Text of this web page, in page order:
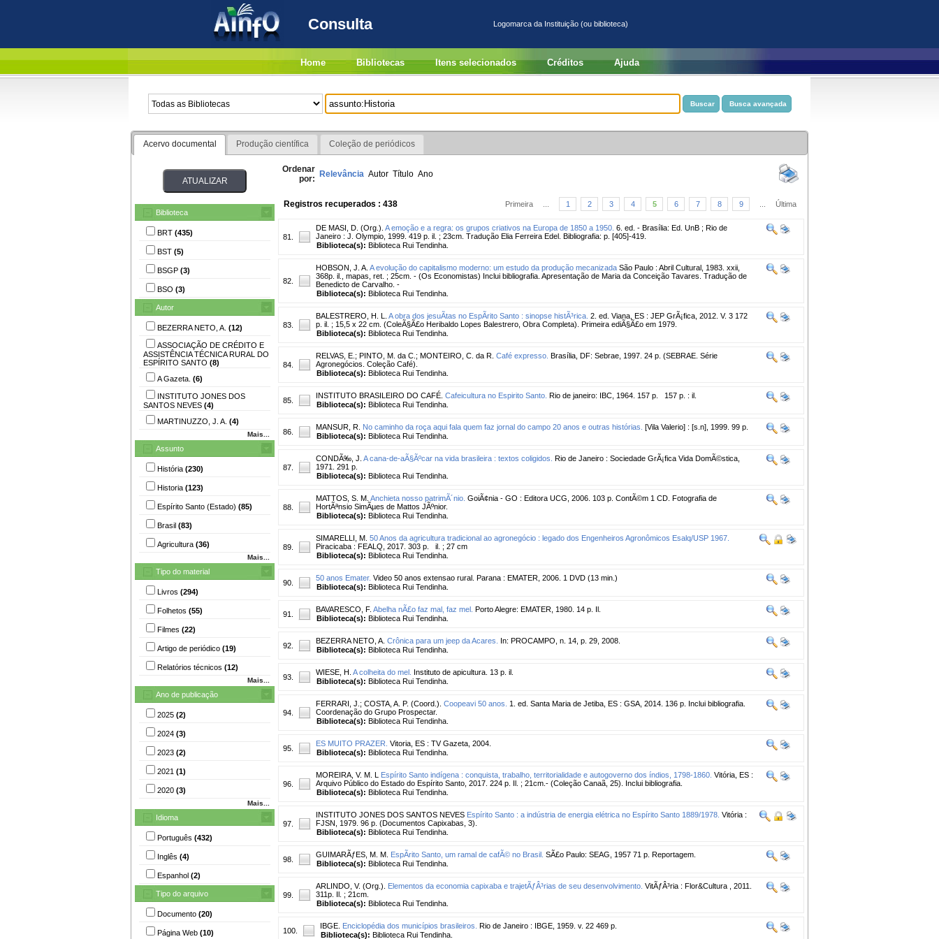
Consulta Logomarca da Instituição (ou biblioteca)
Home Bibliotecas Itens selecionados Créditos Ajuda
Acervo documental Produção científica Coleção de periódicos
Biblioteca
BRT (435)
BST (5)
BSGP (3)
BSO (3)
Autor
BEZERRA NETO, A. (12)
ASSOCIAÇÃO DE CRÉDITO E
ASSISTÊNCIA TÉCNICA RURAL DO
ESPÍRITO SANTO (8)
A Gazeta. (6)
INSTITUTO JONES DOS
SANTOS NEVES (4)
MARTINUZZO, J. A. (4)
Mais...
Assunto
História (230)
Historia (123)
Espírito Santo (Estado) (85)
Brasil (83)
Agricultura (36)
Mais...
Tipo do material
Livros (294)
Folhetos (55)
Filmes (22)
Artigo de periódico (19)
Relatórios técnicos (12)
Mais...
Ano de publicação
2025 (2)
2024 (3)
2023 (2)
2021 (1)
2020 (3)
Mais...
Idioma
Português (432)
Inglês (4)
Espanhol (2)
Tipo do arquivo
Documento (20)
Página Web (10)
Ordenar
por: Relevância Autor Título Ano
Registros recuperados : 438 Primeira 1 2 3 4 5 6 7 8 9 Última
81.
DE MASI, D. (Org.). A emoção e a regra: os grupos criativos na Europa de 1850 a 1950. 6. ed. - Brasília: Ed. UnB ; Rio de
Janeiro : J. Olympio, 1999. 419 p. il. ; 23cm. Tradução Elia Ferreira Edel. Bibliografia: p. [405]-419.
Biblioteca(s): Biblioteca Rui Tendinha.
82.
HOBSON, J. A. A evolução do capitalismo moderno: um estudo da produção mecanizada São Paulo : Abril Cultural, 1983. xxii,
368p. il., mapas, ret. ; 25cm. - (Os Economistas) Inclui bibliografia. Apresentação de Maria da Conceição Tavares. Tradução de
Benedicto de Carvalho. -
Biblioteca(s): Biblioteca Rui Tendinha.
83.
BALESTRERO, H. L. A obra dos jesuÃ­tas no EspÃ­rito Santo : sinopse histÃ³rica. 2. ed. Viana, ES : JEP GrÃ¡fica, 2012. V. 3 172
p. il. ; 15,5 x 22 cm. (ColeÃ§Ã£o Heribaldo Lopes Balestrero, Obra Completa). Primeira ediÃ§Ã£o em 1979.
Biblioteca(s): Biblioteca Rui Tendinha.
84.
RELVAS, E. ; PINTO, M. da C. ; MONTEIRO, C. da R. Café expresso. Brasília, DF: Sebrae, 1997. 24 p. (SEBRAE. Série
Agronegócios. Coleção Café).
Biblioteca(s): Biblioteca Rui Tendinha.
85.
INSTITUTO BRASILEIRO DO CAFÉ. Cafeicultura no Espirito Santo. Rio de janeiro: IBC, 1964. 157 p. 157 p. : il.
Biblioteca(s): Biblioteca Rui Tendinha.
86.
MANSUR, R. No caminho da roça aqui fala quem faz jornal do campo 20 anos e outras histórias. [Vila Valerio] : [s.n], 1999. 99 p.
Biblioteca(s): Biblioteca Rui Tendinha.
87.
CONDÃ‰, J. A cana-de-aÃ§Ãºcar na vida brasileira : textos coligidos. Rio de Janeiro : Sociedade GrÃ¡fica Vida DomÃ©stica,
1971. 291 p.
Biblioteca(s): Biblioteca Rui Tendinha.
88.
MATTOS, S. M. Anchieta nosso patrimÃ´nio. GoiÃ¢nia - GO : Editora UCG, 2006. 103 p. ContÃ©m 1 CD. Fotografia de
HortÃªnsio SimÃµes de Mattos JÃºnior.
Biblioteca(s): Biblioteca Rui Tendinha.
89.
SIMARELLI, M. 50 Anos da agricultura tradicional ao agronegócio : legado dos Engenheiros Agronômicos Esalq/USP 1967.
Piracicaba : FEALQ, 2017. 303 p. il. ; 27 cm
Biblioteca(s): Biblioteca Rui Tendinha.
90.
50 anos Emater. Video 50 anos extensao rural. Parana : EMATER, 2006. 1 DVD (13 min.)
Biblioteca(s): Biblioteca Rui Tendinha.
91.
BAVARESCO, F. Abelha nÃ£o faz mal, faz mel. Porto Alegre: EMATER, 1980. 14 p. Il.
Biblioteca(s): Biblioteca Rui Tendinha.
92.
BEZERRA NETO, A. Crônica para um jeep da Acares.
In: PROCAMPO, n. 14, p. 29, 2008.
Biblioteca(s): Biblioteca Rui Tendinha.
93.
WIESE, H. A colheita do mel. Instituto de apicultura. 13 p. il.
Biblioteca(s): Biblioteca Rui Tendinha.
94.
FERRARI, J. ; COSTA, A. P. (Coord.). Coopeavi 50 anos.
1. ed. Santa Maria de Jetiba, ES : GSA, 2014. 136 p. Inclui bibliografia.
Coordenação do Grupo Prospectar.
Biblioteca(s): Biblioteca Rui Tendinha.
95.
ES MUITO PRAZER. Vitoria, ES : TV Gazeta, 2004.
Biblioteca(s): Biblioteca Rui Tendinha.
96.
MOREIRA, V. M. L Espírito Santo indígena : conquista, trabalho, territorialidade e autogoverno dos índios, 1798-1860. Vitória, ES :
Arquivo Público do Estado do Espírito Santo, 2017. 224 p. Il. ; 21cm.- (Coleção Canaã, 25). Inclui bibliografia.
Biblioteca(s): Biblioteca Rui Tendinha.
97.
INSTITUTO JONES DOS SANTOS NEVES Espírito Santo : a indústria de energia elétrica no Espírito Santo 1889/1978. Vitória :
FJSN, 1979. 96 p. (Documentos Capixabas, 3).
Biblioteca(s): Biblioteca Rui Tendinha.
98.
GUIMARÃƒES, M. M. EspÃ­rito Santo, um ramal de cafÃ© no Brasil. SÃ£o Paulo: SEAG, 1957 71 p. Reportagem.
Biblioteca(s): Biblioteca Rui Tendinha.
99.
ARLINDO, V. (Org.). Elementos da economia capixaba e trajetÃƒÂ³rias de seu desenvolvimento. VitÃƒÂ³ria : Flor&Cultura , 2011.
311p. Il. ; 21cm.
Biblioteca(s): Biblioteca Rui Tendinha.
100.
IBGE. Enciclopédia dos municípios brasileiros. Rio de Janeiro : IBGE, 1959. v. 22 469 p.
Biblioteca(s): Biblioteca Rui Tendinha.